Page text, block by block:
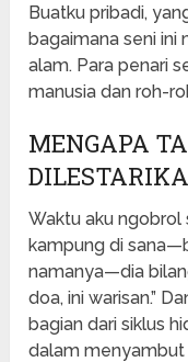
Buatku pribadi,
bagaimana seni ini
alam. Para penari
manusia dan roh-
MENGAPA
Waktu aku ngobrol
kampung di
namanya—dia
doa, ini warisan.”
bagian dari siklus
dalam menyambut